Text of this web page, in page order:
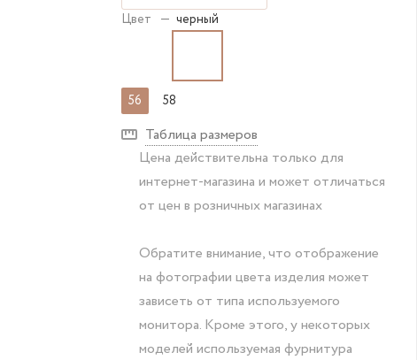
Цвет — черный
56 58
Таблица размеров
Цена действительна только для
интернет-магазина и может отличаться
от цен в розничных магазинах
Обратите внимание, что отображение
на фотографии цвета изделия может
зависеть от типа используемого
монитора. Кроме этого, у некоторых
моделей используемая фурнитура